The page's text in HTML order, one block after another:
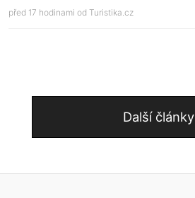
před 17 hodinami od Turistika.cz
Další články